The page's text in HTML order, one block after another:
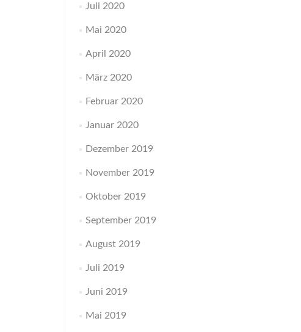
Juli 2020
Mai 2020
April 2020
März 2020
Februar 2020
Januar 2020
Dezember 2019
November 2019
Oktober 2019
September 2019
August 2019
Juli 2019
Juni 2019
Mai 2019